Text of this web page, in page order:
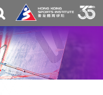
關
搜
尋